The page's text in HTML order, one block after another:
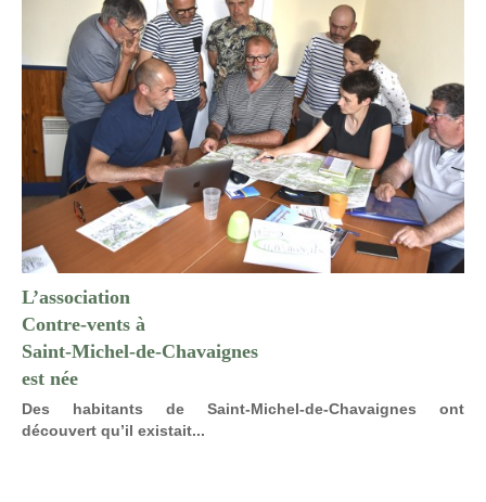
L’association
Contre-vents à
Saint-Michel-de-Chavaignes
est née
Des habitants de Saint-Michel-de-Chavaignes ont
découvert qu’il existait...